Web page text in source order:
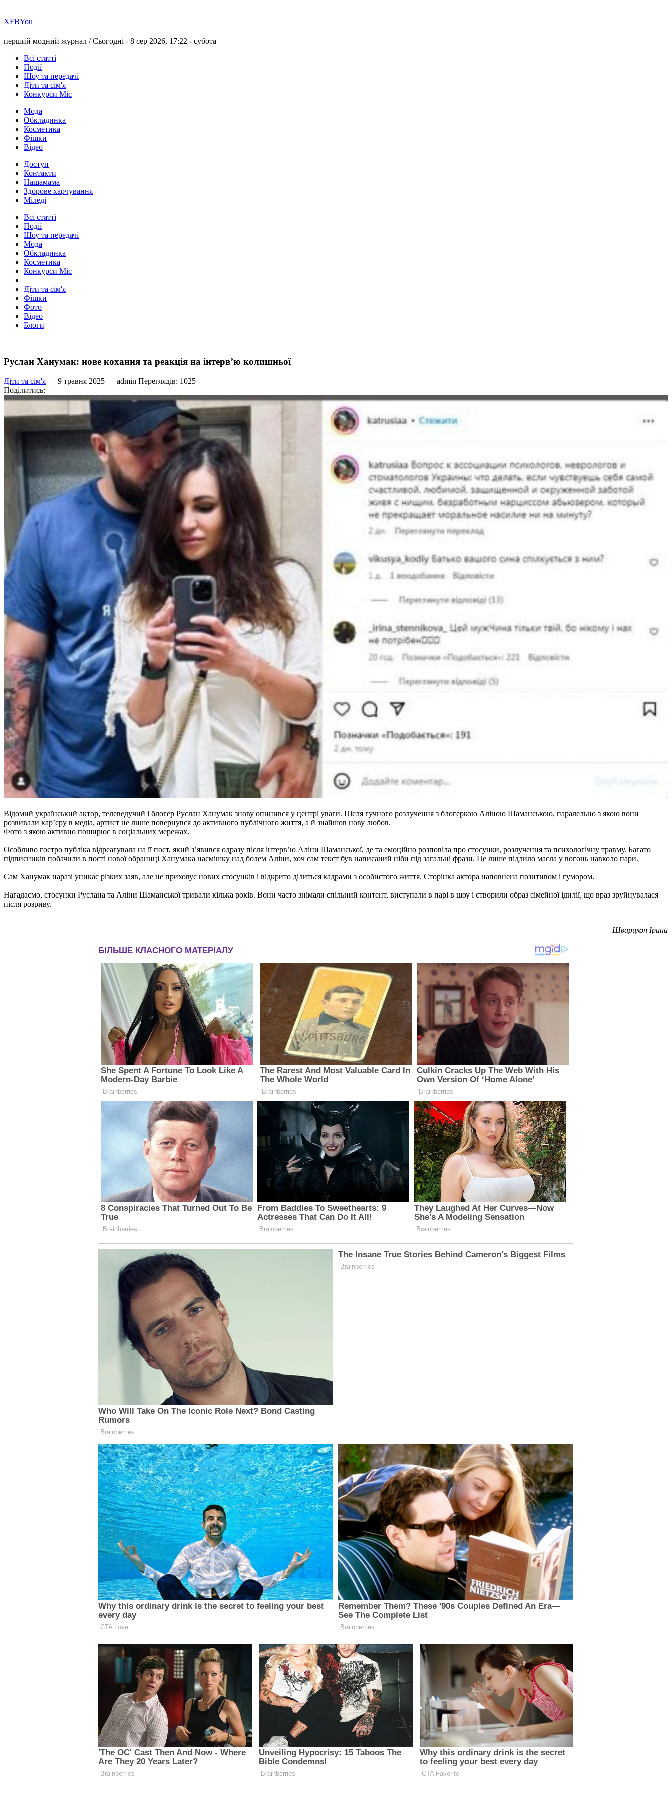
ХFBYou
перший модний журнал /Сьогодні - 8 сер 2026, 17:22 - субота
Всі статті
Події
Шоу та передачі
Діти та сім'я
Конкурси Міс
Мода
Обкладинка
Косметика
Фішки
Відео
Доступ
Контакти
Нашамама
Здорове харчування
Міледі
Всі статті
Події
Шоу та передачі
Мода
Обкладинка
Косметика
Конкурси Міс
Діти та сім'я
Фішки
Фото
Відео
Блоги
Руслан Ханумак: нове кохання та реакція на інтервʼю колишньої
Діти та сім'я — 9 травня 2025 — admin Переглядів: 1025
Поділитись:
Відомий український актор, телеведучий і блогер Руслан Ханумак знову опинився у центрі уваги. Після гучного розлучення з блогеркою Аліною Шаманською, паралельно з якою вони
розвивали кар’єру в медіа, артист не лише повернувся до активного публічного життя, а й знайшов нову любов.
Фото з якою активно поширює в соціальних мережах.
Особливо гостро публіка відреагувала на її пост, який з’явився одразу після інтерв’ю Аліни Шаманської, де та емоційно розповіла про стосунки, розлучення та психологічну травму. Багато
підписників побачили в пості нової обраниці Ханумака насмішку над болем Аліни, хоч сам текст був написаний ніби під загальні фрази. Це лише підлило масла у вогонь навколо пари.
Сам Ханумак наразі уникає різких заяв, але не приховує нових стосунків і відкрито ділиться кадрами з особистого життя. Сторінка актора наповнена позитивом і гумором.
Нагадаємо, стосунки Руслана та Аліни Шаманської тривали кілька років. Вони часто знімали спільний контент, виступали в парі в шоу і створили образ сімейної ідилії, що враз зруйнувалася
після розриву.
Шварцкоп Ірина